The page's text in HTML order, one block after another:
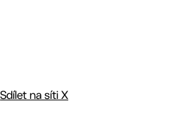
Sdílet na síti X